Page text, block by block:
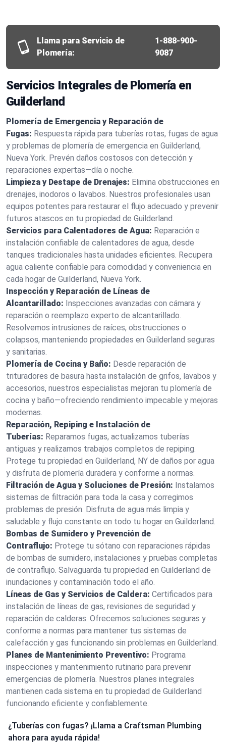
Llama para Servicio de
Plomería:
1-888-900-
9087
Servicios Integrales de Plomería en
Guilderland
Plomería de Emergencia y Reparación de
Fugas: Respuesta rápida para tuberías rotas, fugas de agua
y problemas de plomería de emergencia en Guilderland,
Nueva York. Prevén daños costosos con detección y
reparaciones expertas—día o noche.
Limpieza y Destape de Drenajes: Elimina obstrucciones en
drenajes, inodoros o lavabos. Nuestros profesionales usan
equipos potentes para restaurar el flujo adecuado y prevenir
futuros atascos en tu propiedad de Guilderland.
Servicios para Calentadores de Agua: Reparación e
instalación confiable de calentadores de agua, desde
tanques tradicionales hasta unidades eficientes. Recupera
agua caliente confiable para comodidad y conveniencia en
cada hogar de Guilderland, Nueva York.
Inspección y Reparación de Líneas de
Alcantarillado: Inspecciones avanzadas con cámara y
reparación o reemplazo experto de alcantarillado.
Resolvemos intrusiones de raíces, obstrucciones o
colapsos, manteniendo propiedades en Guilderland seguras
y sanitarias.
Plomería de Cocina y Baño: Desde reparación de
trituradores de basura hasta instalación de grifos, lavabos y
accesorios, nuestros especialistas mejoran tu plomería de
cocina y baño—ofreciendo rendimiento impecable y mejoras
modernas.
Reparación, Repiping e Instalación de
Tuberías: Reparamos fugas, actualizamos tuberías
antiguas y realizamos trabajos completos de repiping.
Protege tu propiedad en Guilderland, NY de daños por agua
y disfruta de plomería duradera y conforme a normas.
Filtración de Agua y Soluciones de Presión: Instalamos
sistemas de filtración para toda la casa y corregimos
problemas de presión. Disfruta de agua más limpia y
saludable y flujo constante en todo tu hogar en Guilderland.
Bombas de Sumidero y Prevención de
Contraflujo: Protege tu sótano con reparaciones rápidas
de bombas de sumidero, instalaciones y pruebas completas
de contraflujo. Salvaguarda tu propiedad en Guilderland de
inundaciones y contaminación todo el año.
Líneas de Gas y Servicios de Caldera: Certificados para
instalación de líneas de gas, revisiones de seguridad y
reparación de calderas. Ofrecemos soluciones seguras y
conforme a normas para mantener tus sistemas de
calefacción y gas funcionando sin problemas en Guilderland.
Planes de Mantenimiento Preventivo: Programa
inspecciones y mantenimiento rutinario para prevenir
emergencias de plomería. Nuestros planes integrales
mantienen cada sistema en tu propiedad de Guilderland
funcionando eficiente y confiablemente.
¿Tuberías con fugas? ¡Llama a Craftsman Plumbing
ahora para ayuda rápida!